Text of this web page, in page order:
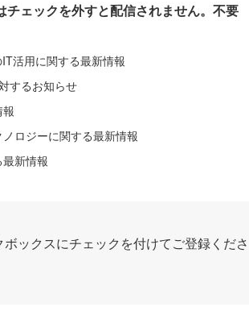
ェックを外すと配信されません。不要
活用に関する最新情報
するお知らせ
ロジーに関する最新情報
新情報
ックスにチェックを付けてご登録くださ